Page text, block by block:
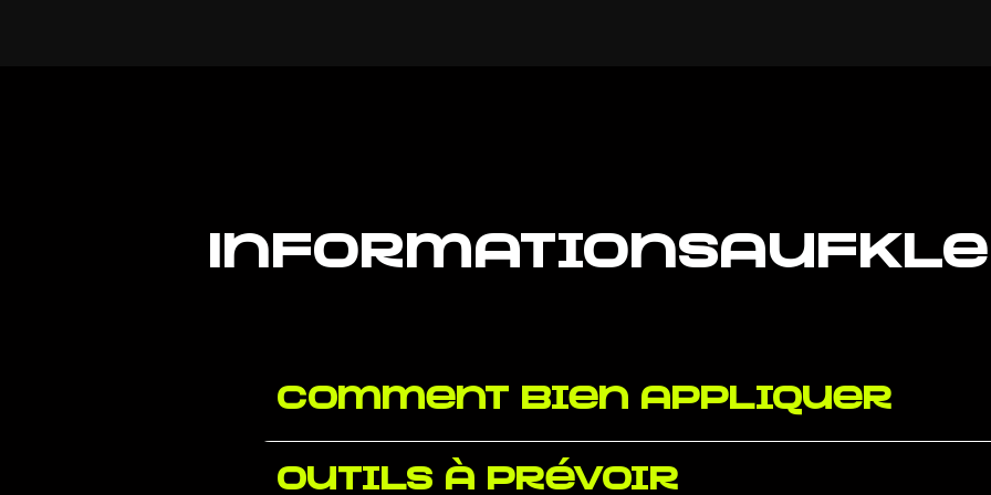
Comment bien appliquer
Outils à prévoir